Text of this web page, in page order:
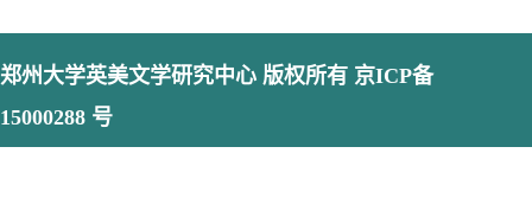
郑州大学英美文学研究中心 版权所有 京ICP备
15000288 号